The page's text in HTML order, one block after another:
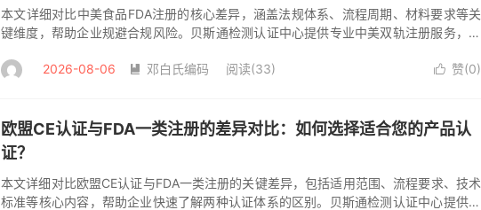
本文详细对比中美食品FDA注册的核心差异，涵盖法规体系、流程周期、材料要求等关
键维度，帮助企业规避合规风险。贝斯通检测认证中心提供专业中美双轨注册服务，助
业出海...
 赞(0)
2026-08-06  邓白氏编码 阅读(33)
欧盟CE认证与FDA一类注册的差异对比：如何选择适合您的产品认
证？
本文详细对比欧盟CE认证与FDA一类注册的关键差异，包括适用范围、流程要求、技术
标准等核心内容，帮助企业快速了解两种认证体系的区别。贝斯通检测认证中心提供专